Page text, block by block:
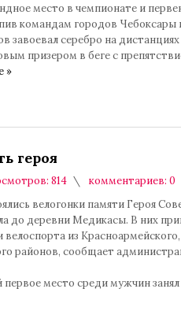
место в чемпионате и
командам городов Чебоксары
завоевал серебро на
призером в беге с
»
героя
814
комментариев: 0
велогонки памяти Героя
до деревни Медикасы. В них
из
районов, сообщает
место среди мужчин